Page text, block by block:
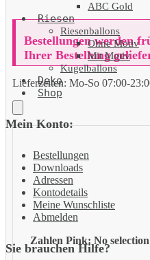
ABC Gold
Riesen
Riesenballons
Ohne Motiv
Mit Motiv
Kugelballons
Deko
Shop
Mein Konto:
Bestellungen
Downloads
Adressen
Kontodetails
Meine Wunschliste
Abmelden
Sie brauchen Hilfe?
Bestellungen werden
Ihrer Bestellung
Lieferzeiten: Mo-So 07:00-
Zahlen Pink: No selection